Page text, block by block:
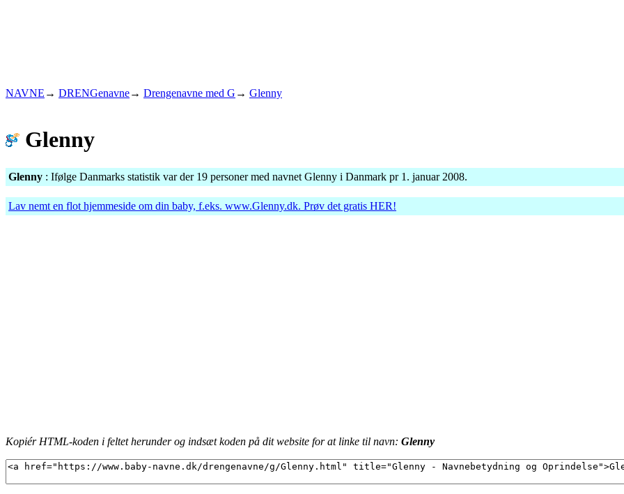
NAVNE → DRENGenavne→ Drengenavne med G → Glenny
Glenny
Glenny : Ifølge Danmarks statistik var der 19 personer med navnet Glenny i Danmark pr 1. januar 2008.
Lav nemt en flot hjemmeside om din baby, f.eks. www.Glenny.dk. Prøv det gratis HER!
Kopiér HTML-koden i feltet herunder og indsæt koden på dit website for at linke til navn: Glenny